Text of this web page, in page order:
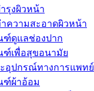
รุงผิวหน้า
ความสะอาดผิวหน้า
ดูแลช่องปาก
เพื่อสุขอนามัย
อุปกรณ์ทางการแพทย์
ฑ์ผ้าอ้อม